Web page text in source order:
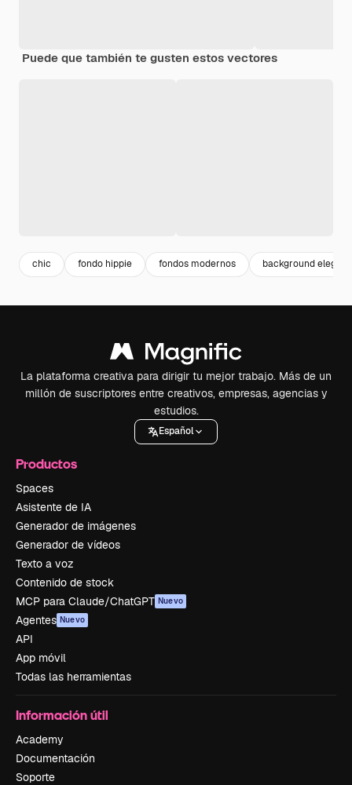
Puede que también te gusten estos vectores
chic fondo hippie fondos modernos background
La plataforma creativa para dirigir tu mejor trabajo. Más de un
millón de suscriptores entre creativos, empresas, agencias y
estudios.
Español
Productos
Spaces
Asistente de IA
Generador de imágenes
Generador de vídeos
Texto a voz
Contenido de stock
MCP para Claude/ChatGPT Nuevo
Agentes Nuevo
API
App móvil
Todas las herramientas
Información útil
Academy
Documentación
Soporte